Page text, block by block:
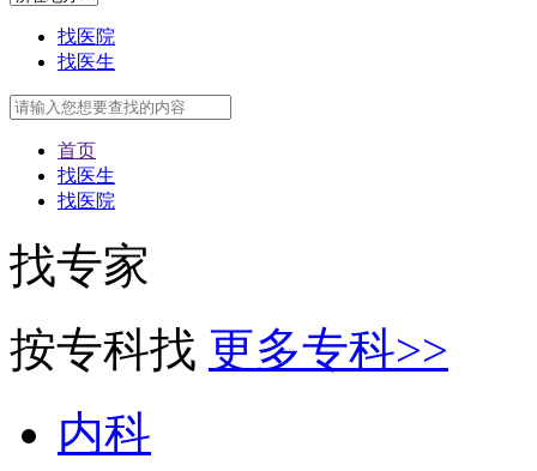
找医院
找医生
首页
找医生
找医院
找专家
按专科找 更多专科>>
内科